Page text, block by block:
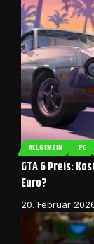
ALLGEMEIN PC
GTA 6 Preis:
Euro?
20. Februar